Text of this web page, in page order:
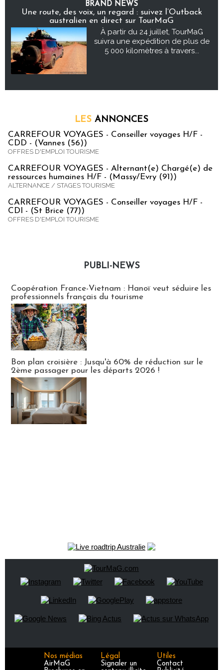
BRAND NEWS
Une route, des voix, un regard : suivez l’Outback
australien en direct sur TourMaG
À partir du 24 juillet, TourMaG
suivra une expédition de plus de
5 000 kilomètres à travers...
LES ANNONCES
CARREFOUR VOYAGES - Conseiller voyages H/F -
CDD - (Vannes (56))
OFFRES D'EMPLOI TOURISME
CARREFOUR VOYAGES - Alternant(e) Chargé(e) de
ressources humaines H/F - (Massy/Evry (91))
ALTERNANCE / STAGES TOURISME
CARREFOUR VOYAGES - Conseiller voyages H/F -
CDI - (St Brice (77))
OFFRES D'EMPLOI TOURISME
PUBLI-NEWS
Coopération France-Vietnam : Hanoï veut séduire les
professionnels français du tourisme
Bon plan croisière : Jusqu'à 60% de réduction sur le
2ème passager pour les départs 2026 !
Nos médias
AirMaG
Légal
Signaler un
Utiles
Contact